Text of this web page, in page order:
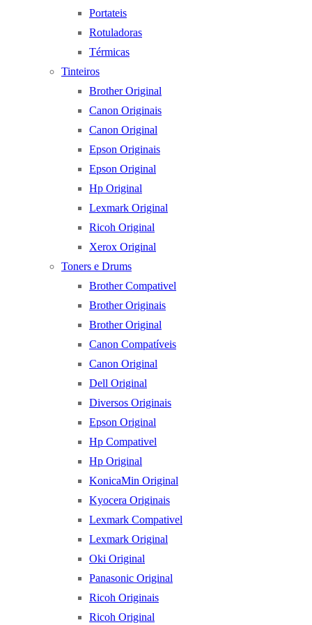
Portateis
Rotuladoras
Térmicas
Tinteiros
Brother Original
Canon Originais
Canon Original
Epson Originais
Epson Original
Hp Original
Lexmark Original
Ricoh Original
Xerox Original
Toners e Drums
Brother Compativel
Brother Originais
Brother Original
Canon Compatíveis
Canon Original
Dell Original
Diversos Originais
Epson Original
Hp Compativel
Hp Original
KonicaMin Original
Kyocera Originais
Lexmark Compativel
Lexmark Original
Oki Original
Panasonic Original
Ricoh Originais
Ricoh Original